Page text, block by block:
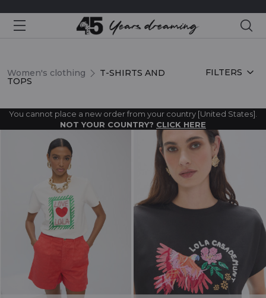
Women's clothing T-SHIRTS AND
TOPS
T-SHIRTS AND TOPS FILTERS
You cannot place a new order from your country [United States].
NOT YOUR COUNTRY? CLICK HERE